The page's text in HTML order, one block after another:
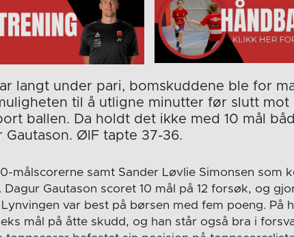
langt under pari, bomskuddene ble for
til å utligne minutter før slutt mot
ballen. Da holdt det ikke med 10 mål
Gautason. ØIF tapte 37-36.
målscorerne samt Sander Løvlie Simonsen som
Gautason scoret 10 mål på 12 forsøk, og
var best på børsen med fem poeng. På
mål på åtte skudd, og han står også bra i